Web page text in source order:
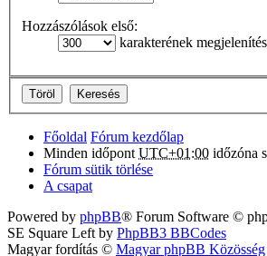
Hozzászólások első:
karakterének
Főoldal Fórum kezdőlap
Minden időpont UTC+01:00 időzóna
Fórum sütik törlése
A csapat
Powered by phpBB® Forum Software ©
SE Square Left by PhpBB3 BBCodes
Magyar fordítás © Magyar phpBB Közösség